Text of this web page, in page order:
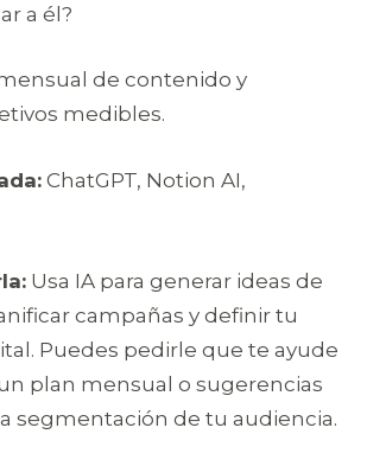
a él?
de contenido y
medibles.
ChatGPT, Notion AI,
Usa IA para generar ideas de
campañas y definir tu
Puedes pedirle que te ayude
plan mensual o sugerencias
segmentación de tu audiencia.